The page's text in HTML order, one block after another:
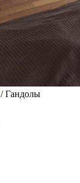
/ Гандолы